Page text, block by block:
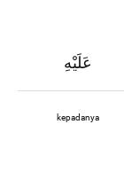
عَلَيْهِ
kepadanya